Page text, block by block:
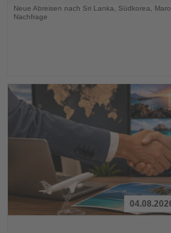
Neue Abreisen nach Sri Lanka, Südkorea,
Nachfrage